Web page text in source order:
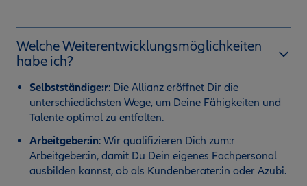
Welche Weiterentwicklungsmöglichkeiten
habe ich?
Selbstständige:r: Die Allianz eröffnet Dir die
unterschiedlichsten Wege, um Deine Fähigkeiten und
Talente optimal zu entfalten.
Arbeitgeber:in: Wir qualifizieren Dich zum:r
Arbeitgeber:in, damit Du Dein eigenes Fachpersonal
ausbilden kannst, ob als Kundenberater:in oder Azubi.